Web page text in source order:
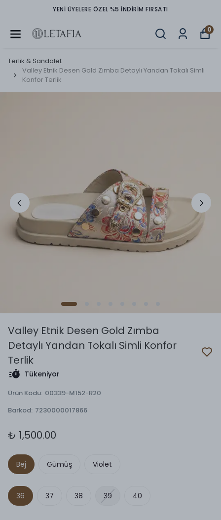
YENİ ÜYELERE ÖZEL %5 İNDİRİM FIRSATI
0
Terlik & Sandalet
Valley Etnik Desen Gold Zımba Detaylı Yandan Tokalı Simli
Konfor Terlik
Valley Etnik Desen Gold Zımba
Detaylı Yandan Tokalı Simli Konfor
Terlik
Tükeniyor
Ürün Kodu: 00339-M152-R20
Barkod: 7230000017866
₺ 1,500.00
Bej Gümüş Violet
36 37 38 39 40